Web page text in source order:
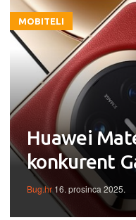
MOBITELI
Huawei
konkurent
Bug.hr 16. prosinca 2025.